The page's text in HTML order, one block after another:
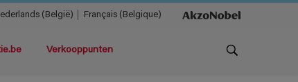
(België) Français (Belgique)
Verkooppunten